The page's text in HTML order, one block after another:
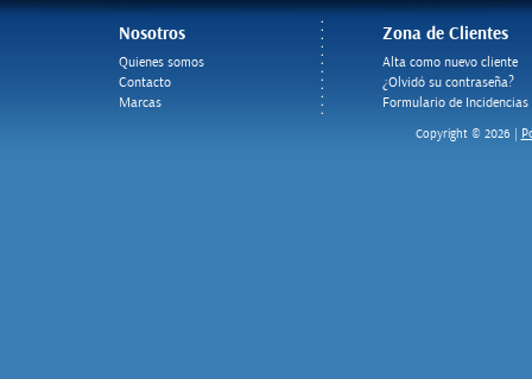
Nosotros
Quienes somos
Contacto
Marcas
Zona de Clientes
Alta como nuevo cliente
¿Olvidó su contraseña?
Formulario de Incidencias
Copyright © 2026 |